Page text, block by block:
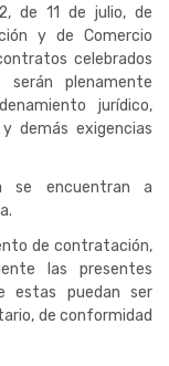
de 11 de julio, de
y de Comercio
celebrados
plenamente
jurídico,
demás exigencias
se encuentran a
de contratación,
las presentes
estas puedan ser
de conformidad